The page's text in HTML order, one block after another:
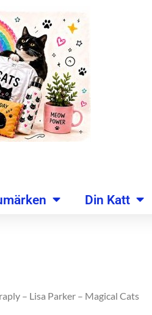
Din Katt
– Lisa Parker – Magical Cats